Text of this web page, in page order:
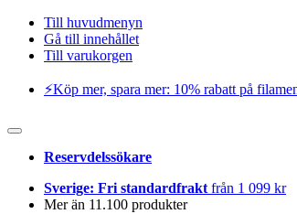
Till huvudmenyn
Gå till innehållet
Till varukorgen
⚡️Köp mer, spara mer: 10% rabatt på
Reservdelssökare
Sverige: Fri standardfrakt från 1 099 kr
Mer än 11.100 produkter